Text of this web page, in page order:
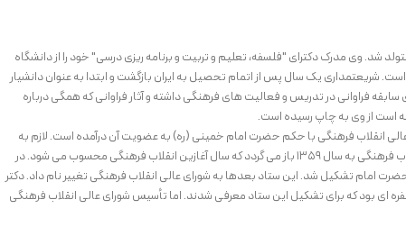
در سال 1302 در شیراز متولد شد. وی مدرک دکترای "فلسفه، تعلیم و تربیت و برنامه ریزی درسی" خود را از دانشگاه
شریعتمداری یک سال پس از اتمام تحصیل به ایران بازگشت و ابتدا به عنوان دانشیار
فراوانی در تدریس و فعالیت های فرهنگی داشته و آثار فراوانی که همگی درباره
است از وی به چاپ رسیده است.
انقلاب فرهنگی با حکم حضرت امام خمینی (ره) به عضویت آن درآمده است. لازم به
یادآوری است که پیشینه شورای عالی انقلاب فرهنگی به سال 1359 باز می گردد که سال آغازین انقلاب فرهنگی محسوب می شود. در
امام تشکیل شد. این ستاد بعدها به شورای عالی انقلاب فرهنگی تغییر نام داد. دکتر
ای بود که برای تشکیل این ستاد معرفی شدند. اما تأسیس شورای عالی انقلاب فرهنگی